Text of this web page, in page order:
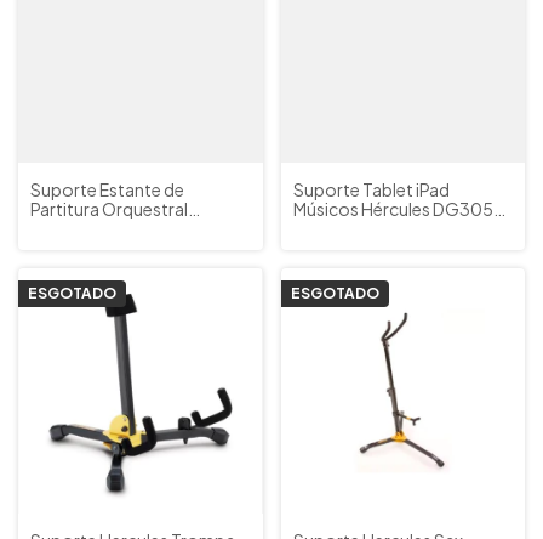
Suporte Estante de
Partitura Orquestral
Suporte Tablet iPad
Músicos Hércules DG305B
ESGOTADO ESGOTADO